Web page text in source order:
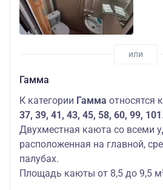
Гамма
К категории Гамма относятся
37, 39, 41, 43, 45, 58, 60, 99, 101 .
Двухместная каюта со всеми
расположенная на главной,
палубах.
Площадь каюты от 8,5 до 9,5